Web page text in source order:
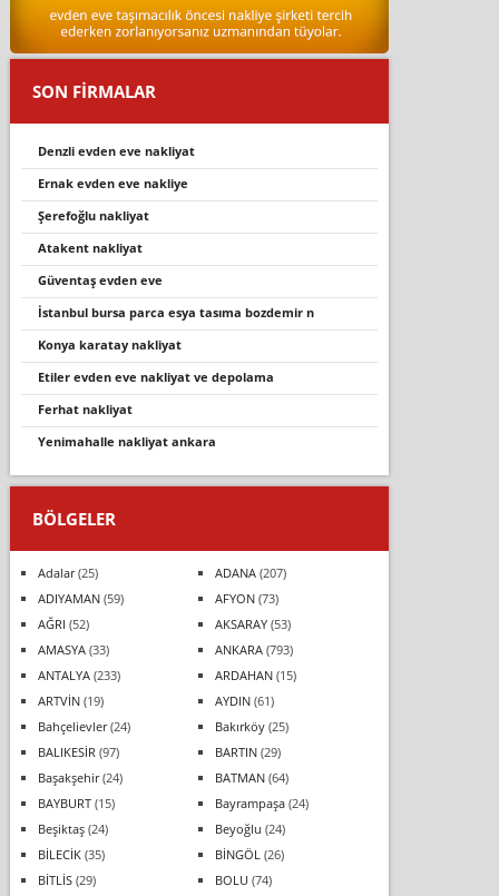
SON FİRMALAR
denzli evden eve nakliyat
ernak evden eve nakliye
şerefoğlu nakliyat
atakent nakliyat
güventaş evden eve
i̇stanbul bursa parca esya tasima bozdemi̇r n
konya karatay nakliyat
etiler evden eve nakliyat ve depolama
ferhat nakliyat
yenimahalle nakliyat ankara
BÖLGELER
Adalar(25) ADANA(207)
ADIYAMAN(59) AFYON(73)
AĞRI (52) AKSARAY(53)
AMASYA(33) ANKARA(793)
ANTALYA(233) ARDAHAN(15)
ARTVİN(19) AYDIN(61)
Bahçelievler(24) Bakırköy(25)
BALIKESİR (97) BARTIN(29)
Başakşehir(24) BATMAN(64)
BAYBURT(15) Bayrampaşa(24)
Beşiktaş(24) Beyoğlu (24)
BİLECİK(35) BİNGÖL (26)
BİTLİS(29) BOLU (74)